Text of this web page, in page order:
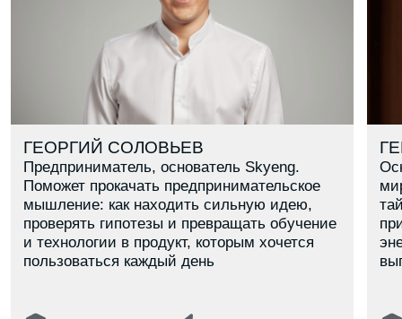
В каком ты классе?
8 9 10 11